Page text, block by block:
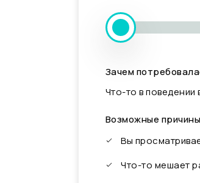
Зачем
Что-то в
Возможные
Вы
Что-то мешает